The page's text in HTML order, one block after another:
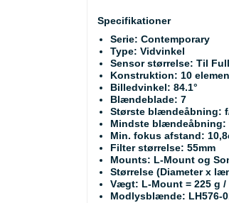
Specifikationer
Serie: Contemporary
Type: Vidvinkel
Sensor størrelse: Til
Konstruktion: 10
Billedvinkel: 84.1°
Blændeblade: 7
Største blændeåbning:
Mindste blændeåbning:
Min. fokus afstand:
Filter størrelse: 55mm
Mounts: L-Mount og
Størrelse (Diameter x
Vægt: L-Mount = 225 g /
Modlysblænde: LH576-